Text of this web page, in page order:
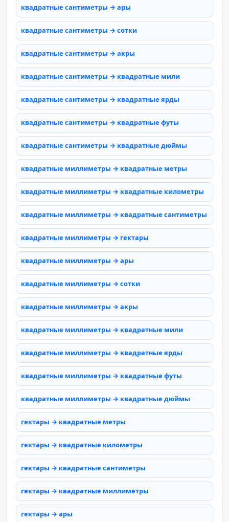
квадратные сантиметры → ары
квадратные сантиметры → сотки
квадратные сантиметры → акры
квадратные сантиметры → квадратные мили
квадратные сантиметры → квадратные ярды
квадратные сантиметры → квадратные футы
квадратные сантиметры → квадратные дюймы
квадратные миллиметры → квадратные метры
квадратные миллиметры → квадратные километры
квадратные миллиметры → квадратные сантиметры
квадратные миллиметры → гектары
квадратные миллиметры → ары
квадратные миллиметры → сотки
квадратные миллиметры → акры
квадратные миллиметры → квадратные мили
квадратные миллиметры → квадратные ярды
квадратные миллиметры → квадратные футы
квадратные миллиметры → квадратные дюймы
гектары → квадратные метры
гектары → квадратные километры
гектары → квадратные сантиметры
гектары → квадратные миллиметры
гектары → ары